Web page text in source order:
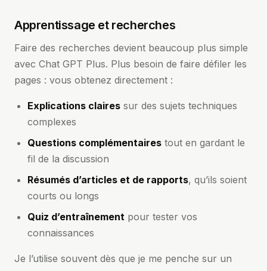
Apprentissage et recherches
Faire des recherches devient beaucoup plus simple
avec Chat GPT Plus. Plus besoin de faire défiler les
pages : vous obtenez directement :
Explications claires sur des sujets techniques
complexes
Questions complémentaires tout en gardant le
fil de la discussion
Résumés d’articles et de rapports, qu’ils soient
courts ou longs
Quiz d’entraînement pour tester vos
connaissances
Je l’utilise souvent dès que je me penche sur un